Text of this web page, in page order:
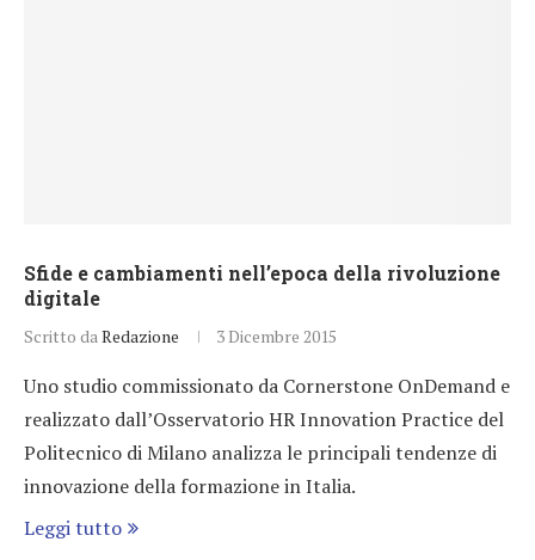
Sfide e cambiamenti nell’epoca della rivoluzione
digitale
Scritto da Redazione 3 Dicembre 2015
Uno studio commissionato da Cornerstone OnDemand e
realizzato dall’Osservatorio HR Innovation Practice del
Politecnico di Milano analizza le principali tendenze di
innovazione della formazione in Italia.
Leggi tutto